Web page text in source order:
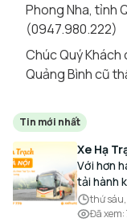
Phong Nha, tỉnh
(0947.980.222)
Chúc Quý Khách
Quảng Bình cũ
Tin mới nhất
Xe Hạ
Tận Nơi
Với hơn
tải hành
cho Quý
thoải mái
thứ
Đã xem: